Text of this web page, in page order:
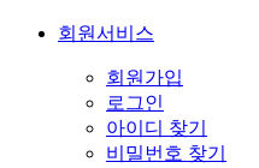
회원서비스
회원가입
로그인
아이디 찾기
비밀번호 찾기